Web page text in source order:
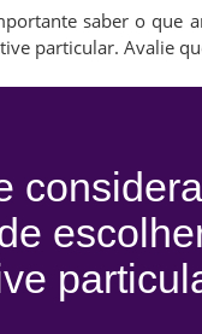
saber o que
particular. Avalie